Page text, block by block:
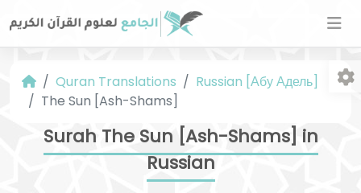
Quran Translations
Russian [Абу Адель]
The Sun [Ash-Shams]
Surah The Sun [Ash-Shams] in
Russian